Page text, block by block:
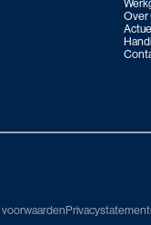
Over
Privacystatement